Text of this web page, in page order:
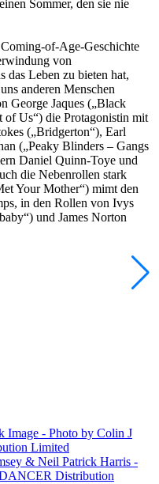
Sommer, den sie nie
of-Age-Geschichte
von
das Leben zu bieten hat,
anderen Menschen
George Jaques („Black
of Us“) die Protagonistin mit
(„Bridgerton“), Earl
(„Peaky Blinders – Gangs
Daniel Quinn-Toye und
die Nebenrollen stark
Your Mother“) mimt den
in den Rollen von Ivys
und James Norton